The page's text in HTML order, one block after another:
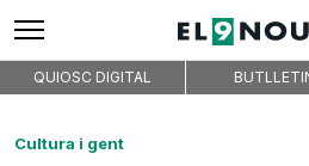
QUIOSC DIGITAL
Cultura i gent